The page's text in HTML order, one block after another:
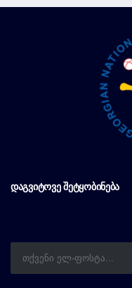
ᲓᲐᲒᲕᲘᲢᲝᲕᲔ ᲨᲔᲢᲧᲝᲑᲘᲜᲔᲑᲐ